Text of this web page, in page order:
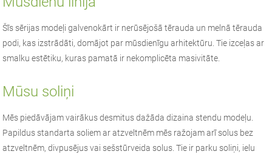
Šīs sērijas modeļi galvenokārt ir nerūsējošā tērauda un melnā tērauda
podi, kas izstrādāti, domājot par mūsdienīgu arhitektūru. Tie izceļas ar
smalku estētiku, kuras pamatā ir nekomplicēta masivitāte.
Mūsu soliņi
Mēs piedāvājam vairākus desmitus dažāda dizaina stendu modeļu.
Papildus standarta soliem ar atzveltnēm mēs ražojam arī solus bez
atzveltnēm, divpusējus vai sešstūrveida solus. Tie ir parku soliņi, ielu